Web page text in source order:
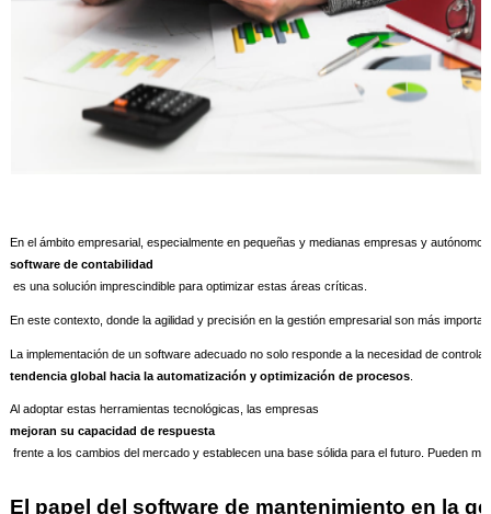
En el ámbito empresarial, especialmente en pequeñas y medianas empresas y
software de contabilidad
es una solución imprescindible para optimizar estas áreas críticas.
En este contexto, donde la agilidad y precisión en la gestión empresarial son más
La implementación de un software adecuado no solo responde a la necesidad de
tendencia global hacia la automatización y optimización de procesos.
Al adoptar estas herramientas tecnológicas, las empresas
mejoran su capacidad de respuesta
frente a los cambios del mercado y establecen una base sólida para el futuro. Pueden
El papel del software de mantenimiento en la